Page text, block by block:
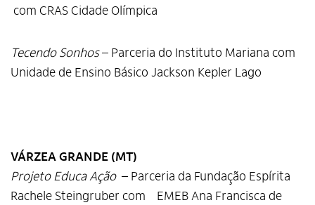
com CRAS Cidade Olímpica
Tecendo Sonhos– Parceria do Instituto Mariana com
Unidade de Ensino Básico Jackson Kepler Lago
VÁRZEA GRANDE (MT)
Projeto Educa Ação– Parceria da Fundação Espírita
Rachele Steingruber com EMEB Ana Francisca de